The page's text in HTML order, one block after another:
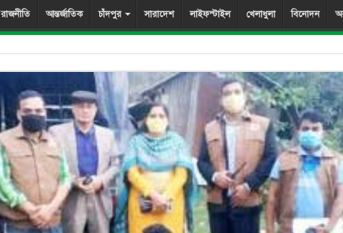
রাজনীতি আন্তর্জাতিক চাঁদপুর সারাদেশ লাইফস্টাইল খেলাধুলা বিনোদন